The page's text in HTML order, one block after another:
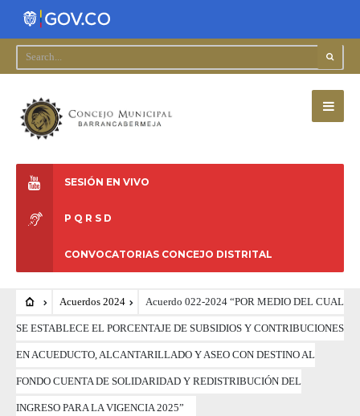
SESIÓN EN VIVO
P Q R S D
CONVOCATORIAS CONCEJO DISTRITAL
Acuerdos 2024 Acuerdo 022-2024 “POR MEDIO DEL CUAL
SE ESTABLECE EL PORCENTAJE DE SUBSIDIOS Y CONTRIBUCIONES
EN ACUEDUCTO, ALCANTARILLADO Y ASEO CON DESTINO AL
FONDO CUENTA DE SOLIDARIDAD Y REDISTRIBUCIÓN DEL
INGRESO PARA LA VIGENCIA 2025”